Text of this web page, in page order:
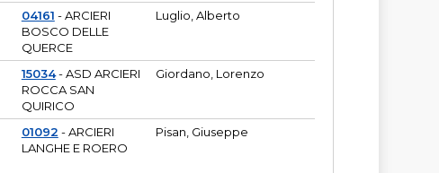
04161 - ARCIERI
BOSCO DELLE
QUERCE
Luglio, Alberto
15034- ASD ARCIERI
ROCCA SAN
QUIRICO
Giordano, Lorenzo
01092 - ARCIERI
LANGHE E ROERO
Pisan, Giuseppe